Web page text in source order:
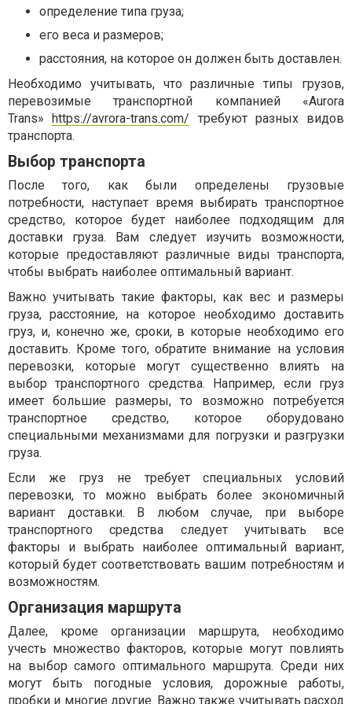
определение типа груза;
его веса и размеров;
расстояния, на которое он должен быть доставлен.
Необходимо учитывать, что различные типы грузов,
перевозимые транспортной компанией «Aurora
Trans»https://avrora-trans.com/ требуют разных видов
транспорта.
Выбор транспорта
После того, как были определены грузовые
потребности, наступает время выбирать транспортное
средство, которое будет наиболее подходящим для
доставки груза. Вам следует изучить возможности,
которые предоставляют различные виды транспорта,
чтобы выбрать наиболее оптимальный вариант.
Важно учитывать такие факторы, как вес и размеры
груза, расстояние, на которое необходимо доставить
груз, и, конечно же, сроки, в которые необходимо его
доставить. Кроме того, обратите внимание на условия
перевозки, которые могут существенно влиять на
выбор транспортного средства. Например, если груз
имеет большие размеры, то возможно потребуется
транспортное средство, которое оборудовано
специальными механизмами для погрузки и разгрузки
груза.
Если же груз не требует специальных условий
перевозки, то можно выбрать более экономичный
вариант доставки. В любом случае, при выборе
транспортного средства следует учитывать все
факторы и выбрать наиболее оптимальный вариант,
который будет соответствовать вашим потребностям и
возможностям.
Организация маршрута
Далее, кроме организации маршрута, необходимо
учесть множество факторов, которые могут повлиять
на выбор самого оптимального маршрута. Среди них
могут быть погодные условия, дорожные работы,
пробки и многие другие. Важно также учитывать расход